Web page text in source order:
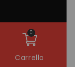
Carrello
0